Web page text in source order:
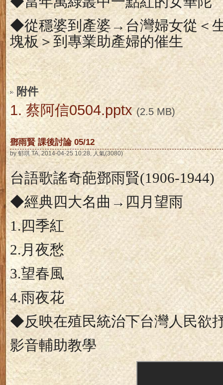
◆從穩婆到產婆→台灣婦女從＜
塊板＞到專業助產婦的催生
附件
1. 蔡阿信0504.pptx (2.5 MB)
鄧雨賢 課後討論 05/12
by 郁琪 TA, 2014-04-25 10:28, 人氣(3080)
台語歌謠奇葩鄧雨賢(1906-1944)
◆經典四大名曲→四月望雨
1.四季紅
2.月夜愁
3.望春風
4.雨夜花
◆反映在殖民統治下台灣人民欲
影音輔助教學